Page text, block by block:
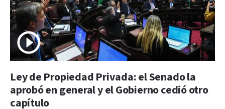
Ley de Propiedad Privada: el Senado la
aprobó en general y el Gobierno cedió otro
capítulo